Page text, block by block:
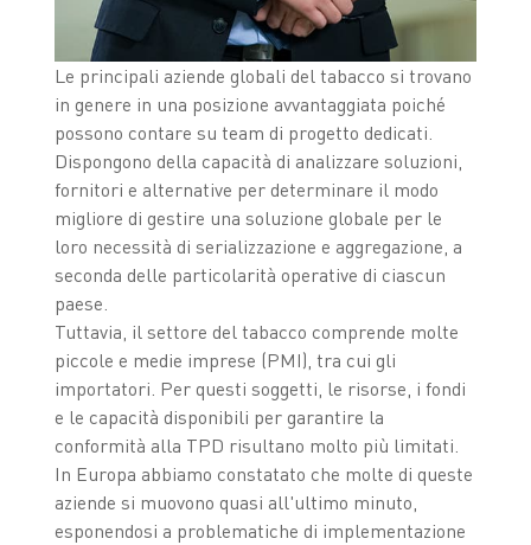
Le principali aziende globali del tabacco si trovano
in genere in una posizione avvantaggiata poiché
possono contare su team di progetto dedicati.
Dispongono della capacità di analizzare soluzioni,
fornitori e alternative per determinare il modo
migliore di gestire una soluzione globale per le
loro necessità di serializzazione e aggregazione, a
seconda delle particolarità operative di ciascun
paese.
Tuttavia, il settore del tabacco comprende molte
piccole e medie imprese (PMI), tra cui gli
importatori. Per questi soggetti, le risorse, i fondi
e le capacità disponibili per garantire la
conformità alla TPD risultano molto più limitati.
In Europa abbiamo constatato che molte di queste
aziende si muovono quasi all'ultimo minuto,
esponendosi a problematiche di implementazione